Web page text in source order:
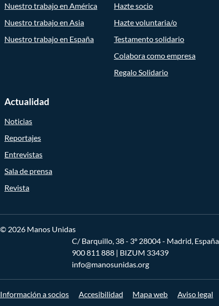
Nuestro trabajo en América
Nuestro trabajo en Asia
Nuestro trabajo en España
Hazte socio
Hazte voluntaria/o
Testamento solidario
Colabora como empresa
Regalo Solidario
Actualidad
Noticias
Reportajes
Entrevistas
Sala de prensa
Revista
© 2026 Manos Unidas
C/ Barquillo, 38 - 3º 28004 - Madrid, España
900 811 888 | BIZUM 33439
info@manosunidas.org
Información a socios Accesibilidad Mapa web
Aviso legal